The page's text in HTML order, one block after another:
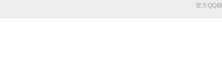
官方QQ